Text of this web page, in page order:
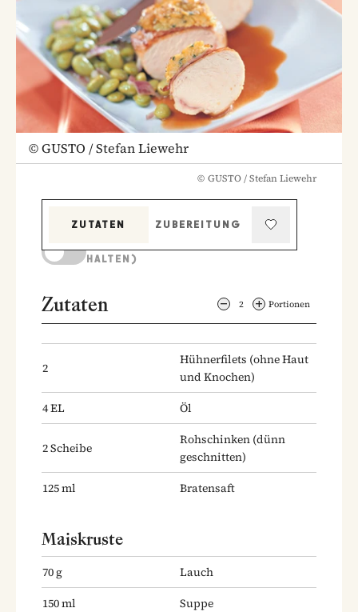
©GUSTO / Stefan Liewehr
© GUSTO / Stefan Liewehr
ZUTATEN
ZUBEREITUNG
HALTEN)
Zutaten 2 Portionen
2
Hühnerfilets (ohne Haut
und Knochen)
4EL Öl
2Scheibe
Rohschinken (dünn
geschnitten)
125ml Bratensaft
Maiskruste
70g
Lauch
150ml Suppe